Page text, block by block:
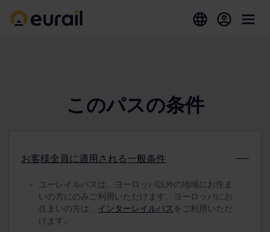
このパスの条件
お客様全員に適用される一般条件
ユーレイルパスは、ヨーロッパ以外の地域にお住ま
いの方にのみご利用いただけます。ヨーロッパにお
住まいの方は、 インターレイルパス をご利用いただ
けます。